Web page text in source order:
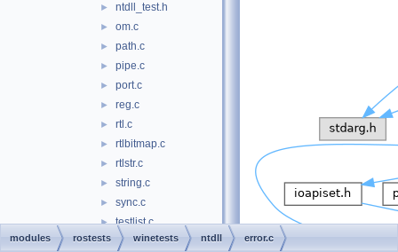
► ntdll_test.h
► om.c
► path.c
► pipe.c
► port.c
► reg.c
► rtl.c
► rtlbitmap.c
► rtlstr.c
► string.c
► sync.c
► testlist.c
► thread.c
modules rostests winetests ntdll error.c